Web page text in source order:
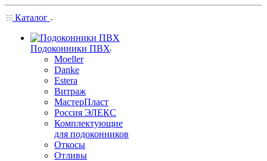
Каталог
Подоконники ПВХ
Moeller
Danke
Estera
Витраж
МастерПласт
Россия ЭЛЕКС
Комплектующие
для подоконников
Откосы
Отливы